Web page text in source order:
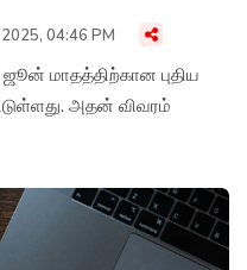
2025, 04:46 PM
மாதத்திற்கான புதிய
அதன் விவரம்